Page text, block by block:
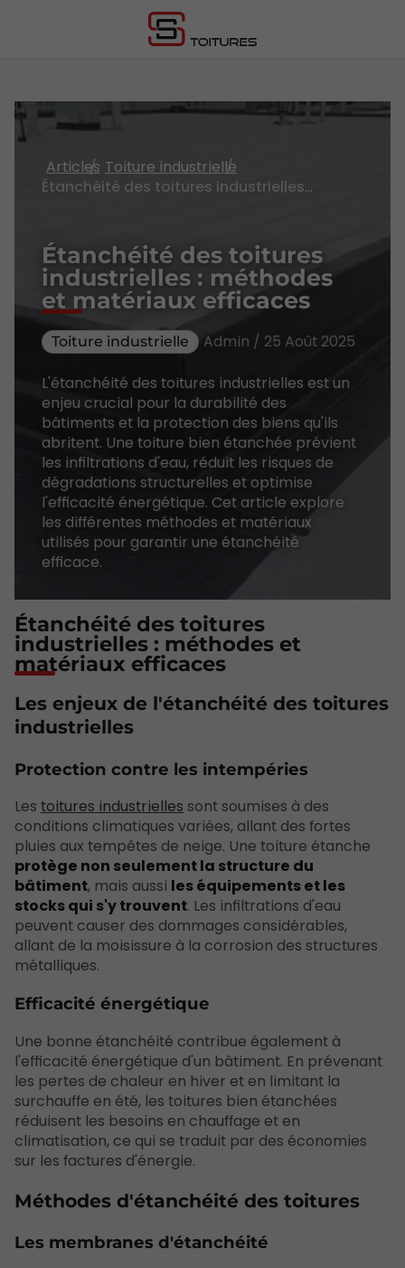
Articles Toiture industrielle
Étanchéité des toitures industrielles : méthodes et matériaux efficaces
Étanchéité des toitures
industrielles : méthodes
et matériaux efficaces
Toiture industrielle
Admin / 25 Août 2025
L'étanchéité des toitures industrielles est un
enjeu crucial pour la durabilité des
bâtiments et la protection des biens qu'ils
abritent. Une toiture bien étanchée prévient
les infiltrations d'eau, réduit les risques de
dégradations structurelles et optimise
l'efficacité énergétique. Cet article explore
les différentes méthodes et matériaux
utilisés pour garantir une étanchéité
efficace.
Étanchéité des toitures
industrielles : méthodes et
matériaux efficaces
Les enjeux de l'étanchéité des toitures
industrielles
Protection contre les intempéries
Les toitures industrielles sont soumises à des
conditions climatiques variées, allant des fortes
pluies aux tempêtes de neige. Une toiture étanche
protège non seulement la structure du
bâtiment, mais aussi les équipements et les
stocks qui s'y trouvent. Les infiltrations d'eau
peuvent causer des dommages considérables,
allant de la moisissure à la corrosion des structures
métalliques.
Efficacité énergétique
Une bonne étanchéité contribue également à
l'efficacité énergétique d'un bâtiment. En prévenant
les pertes de chaleur en hiver et en limitant la
surchauffe en été, les toitures bien étanchées
réduisent les besoins en chauffage et en
climatisation, ce qui se traduit par des économies
sur les factures d'énergie.
Méthodes d'étanchéité des toitures
Les membranes d'étanchéité